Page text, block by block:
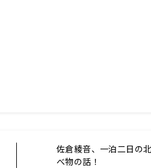
佐倉綾音、一泊二日の
べ物の話！